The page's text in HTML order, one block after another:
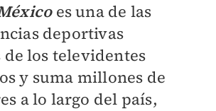
es una de las
deportivas
los televidentes
y suma millones de
a lo largo del país,